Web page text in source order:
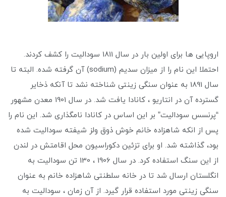
اروپایی ها برای اولین بار در سال 1811 سودالیت را کشف کردند.
احتملا این نام را از میزان سدیم (sodium) آن گرفته شده. البته تا
سال 1891 به عنوان سنگی زینتی شناخته نشد تا آنکه ذخایر
گسترده آن در انتاریو ، کانادا یافت شد. در سال 1901 معدن مشهور
“پرنسس سودالیت” بر این اساس در کانادا نامگذاری شد. این نام را
پس از انکه شاهزاده خانم خوش ذوق ولز شیفته سودالیت شده
بود، گذاشته شد. او برای تزئین دکوراسیون محل اقامتش در لندن
از این سنگ استفاده کرد. در سال 1906 ، 130 تن سودالیت به
انگلستان ارسال شد تا در خانه سلطنتی شاهزاده خانم به عنوان
سنگی زینتی مورد استفاده قرار گیرد. از آن زمان ، سودالیت به